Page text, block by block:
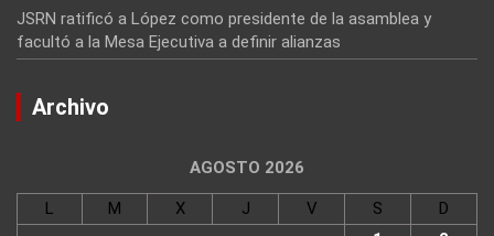
JSRN ratificó a López como presidente de la asamblea y
facultó a la Mesa Ejecutiva a definir alianzas
Archivo
AGOSTO 2026
L M X J V S
D